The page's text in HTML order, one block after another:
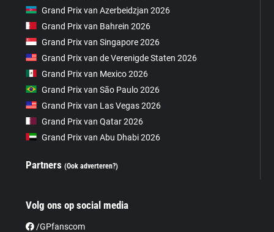
Grand Prix van Azerbeidzjan 2026
Grand Prix van Bahrein 2026
Grand Prix van Singapore 2026
Grand Prix van de Verenigde Staten 2026
Grand Prix van Mexico 2026
Grand Prix van São Paulo 2026
Grand Prix van Las Vegas 2026
Grand Prix van Qatar 2026
Grand Prix van Abu Dhabi 2026
Partners(Ook adverteren?)
Volg ons op social media
/GPfanscom